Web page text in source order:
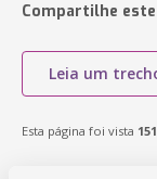
Compartilhe
Leia um
Esta página foi vista